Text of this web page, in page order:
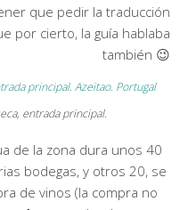
que pedir la traducción
por cierto, la guía hablaba
también 😉
entrada principal.
de la zona dura unos 40
bodegas, y otros 20, se
de vinos (la compra no